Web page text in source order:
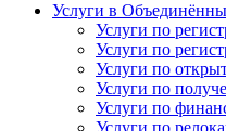
Услуги в
Услуги по
Услуги по
Услуги по
Услуги по
Услуги по
Услуги по